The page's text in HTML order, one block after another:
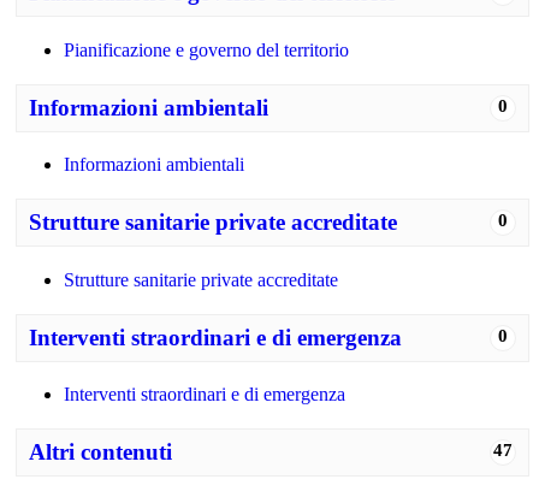
Pianificazione e governo del territorio
0
Informazioni ambientali
Informazioni ambientali
0
Strutture sanitarie private accreditate
Strutture sanitarie private accreditate
0
Interventi straordinari e di emergenza
Interventi straordinari e di emergenza
47
Altri contenuti